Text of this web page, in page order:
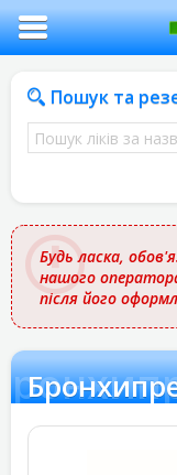
Пошук та
Пошук
ліків
назвою
Будь ласка,
нашого
після його